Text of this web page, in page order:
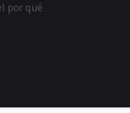
por qué